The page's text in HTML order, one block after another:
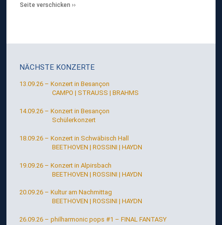
NÄCHSTE KONZERTE
13.09.26 – Konzert in Besançon
CAMPO | STRAUSS | BRAHMS
14.09.26 – Konzert in Besançon
Schülerkonzert
18.09.26 – Konzert in Schwäbisch Hall
BEETHOVEN | ROSSINI | HAYDN
19.09.26 – Konzert in Alpirsbach
BEETHOVEN | ROSSINI | HAYDN
20.09.26 – Kultur am Nachmittag
BEETHOVEN | ROSSINI | HAYDN
26.09.26 – philharmonic pops #1 – FINAL FANTASY
Seite verschicken